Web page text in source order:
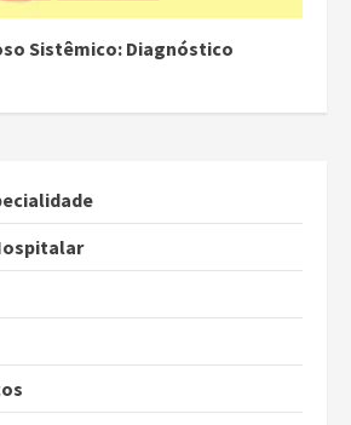
Sistêmico: Diagnóstico